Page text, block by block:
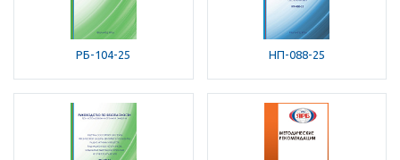
РБ-104-25 НП-088-25